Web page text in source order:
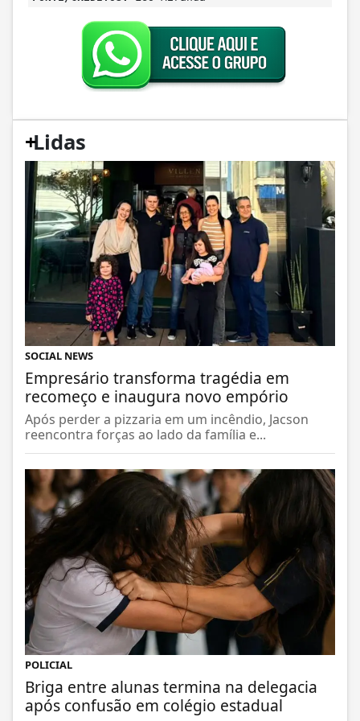
SOCIAL NEWS
Empresário transforma tragédia em
recomeço e inaugura novo empório
Após perder a pizzaria em um incêndio, Jacson
reencontra forças ao lado da família e...
POLICIAL
Briga entre alunas termina na delegacia
após confusão em colégio estadual
Discussão entre adolescentes de 16 anos evoluiu
para agressões físicas e mobilizou a...